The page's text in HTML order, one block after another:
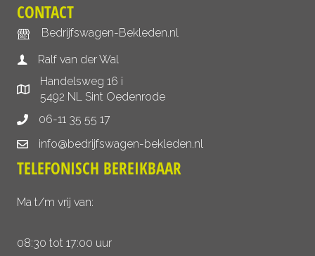
CONTACT
Bedrijfswagen-Bekleden.nl
Ralf van der Wal
Handelsweg 16 i
5492 NL Sint Oedenrode
06-11 35 55 17
info@bedrijfswagen-bekleden.nl
TELEFONISCH BEREIKBAAR
Ma t/m vrij van:
08:30 tot 17:00 uur